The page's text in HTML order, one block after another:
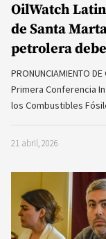
OilWatch
de Santa
petrolera
PRONUNCIAMIENTO
Primera Conferencia
los Combustibles
21 abril, 2026